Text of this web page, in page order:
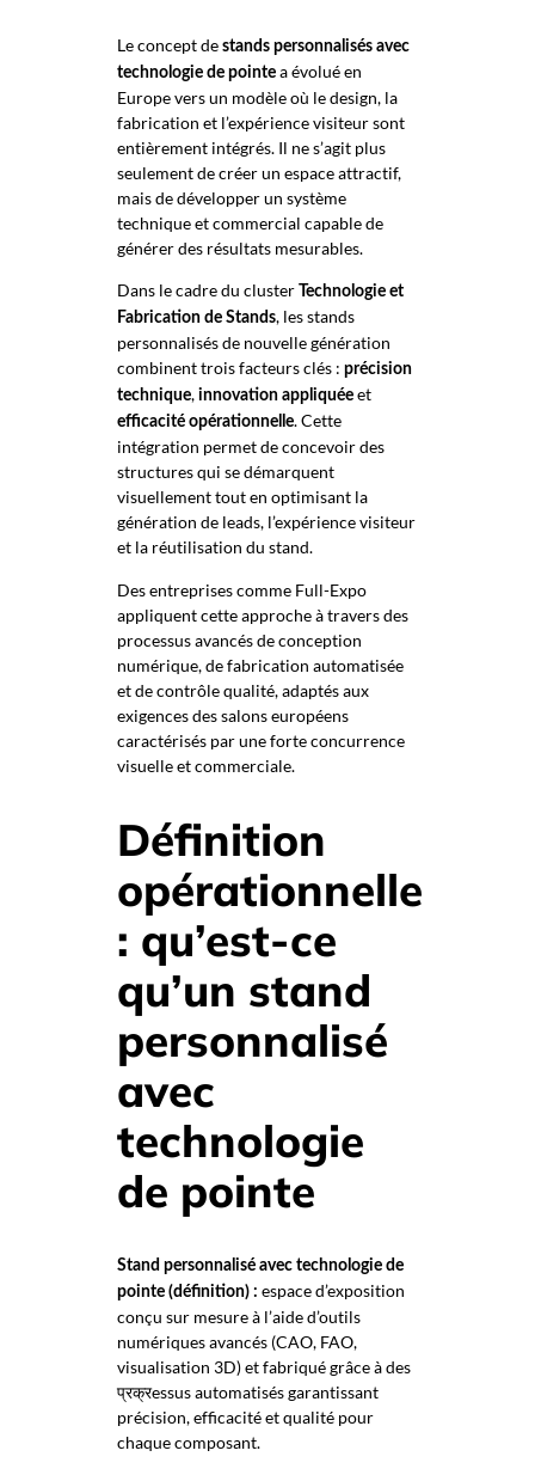
Le concept de stands personnalisés avec
technologie de pointe a évolué en
Europe vers un modèle où le design, la
fabrication et l’expérience visiteur sont
entièrement intégrés. Il ne s’agit plus
seulement de créer un espace attractif,
mais de développer un système
technique et commercial capable de
générer des résultats mesurables.
Dans le cadre du cluster Technologie et
Fabrication de Stands, les stands
personnalisés de nouvelle génération
combinent trois facteurs clés : précision
technique, innovation appliquée et
efficacité opérationnelle. Cette
intégration permet de concevoir des
structures qui se démarquent
visuellement tout en optimisant la
génération de leads, l’expérience visiteur
et la réutilisation du stand.
Des entreprises comme Full-Expo
appliquent cette approche à travers des
processus avancés de conception
numérique, de fabrication automatisée
et de contrôle qualité, adaptés aux
exigences des salons européens
caractérisés par une forte concurrence
visuelle et commerciale.
Définition
opérationnelle
: qu’est-ce
qu’un stand
personnalisé
avec
technologie
de pointe
Stand personnalisé avec technologie de
pointe (définition) : espace d’exposition
conçu sur mesure à l’aide d’outils
numériques avancés (CAO, FAO,
visualisation 3D) et fabriqué grâce à des
प्रक्रessus automatisés garantissant
précision, efficacité et qualité pour
chaque composant.